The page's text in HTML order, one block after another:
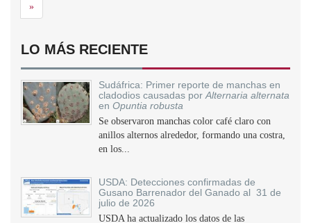
»Siguiente
LO MÁS RECIENTE
Sudáfrica: Primer reporte de manchas en
cladodios causadas por Alternaria alternata
en Opuntia robusta
Se observaron manchas color café claro con
anillos alternos alrededor, formando una costra,
en los...
USDA: Detecciones confirmadas de
Gusano Barrenador del Ganado al 31 de
julio de 2026
USDA ha actualizado los datos de las